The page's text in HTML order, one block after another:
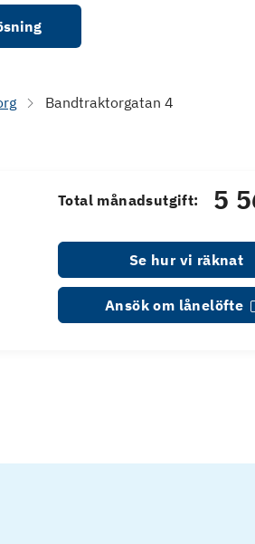
Bandtraktorgatan 4
Total månadsutgift: 5
Se hur vi räknat
Ansök om lånelöfte